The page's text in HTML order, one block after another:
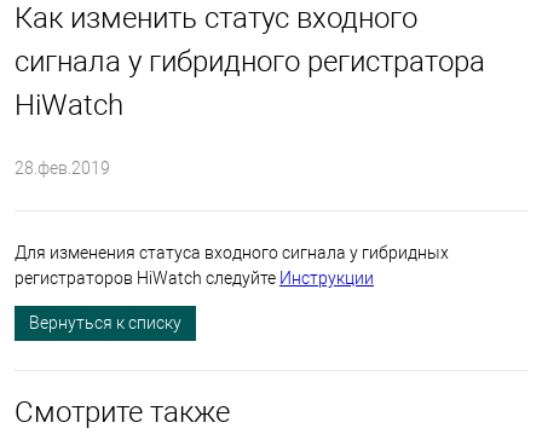
Как изменить статус входного
сигнала у гибридного регистратора
HiWatch
28.фев.2019
Для изменения статуса входного сигнала у гибридных
регистраторов HiWatch следуйте Инструкции
Вернуться к списку
Смотрите также